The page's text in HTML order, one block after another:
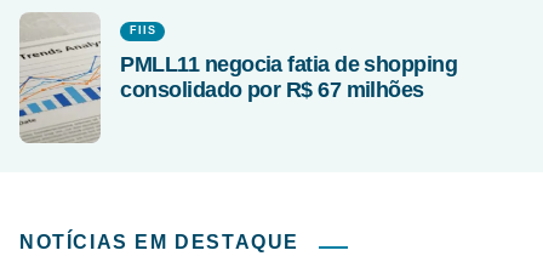
FIIS
PMLL11 negocia fatia de shopping
consolidado por R$ 67 milhões
NOTÍCIAS EM DESTAQUE